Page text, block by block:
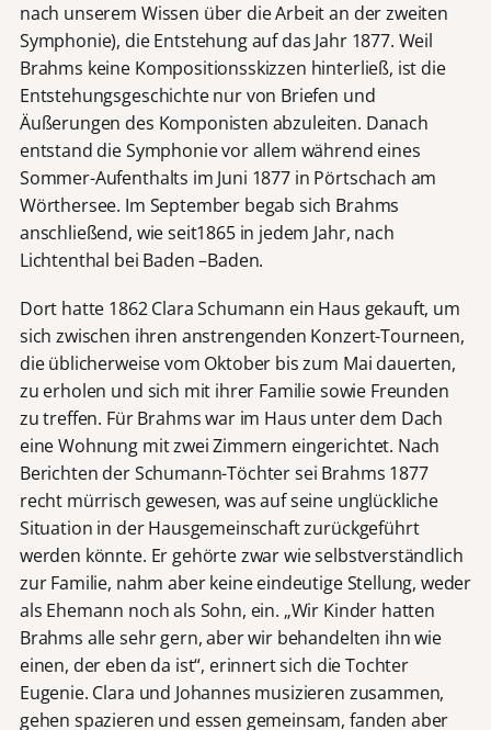
nach unserem Wissen über die Arbeit an der zweiten
Symphonie), die Entstehung auf das Jahr 1877. Weil
Brahms keine Kompositionsskizzen hinterließ, ist die
Entstehungsgeschichte nur von Briefen und
Äußerungen des Komponisten abzuleiten. Danach
entstand die Symphonie vor allem während eines
Sommer-Aufenthalts im Juni 1877 in Pörtschach am
Wörthersee. Im September begab sich Brahms
anschließend, wie seit1865 in jedem Jahr, nach
Lichtenthal bei Baden –Baden.
Dort hatte 1862 Clara Schumann ein Haus gekauft, um
sich zwischen ihren anstrengenden Konzert-Tourneen,
die üblicherweise vom Oktober bis zum Mai dauerten,
zu erholen und sich mit ihrer Familie sowie Freunden
zu treffen. Für Brahms war im Haus unter dem Dach
eine Wohnung mit zwei Zimmern eingerichtet. Nach
Berichten der Schumann-Töchter sei Brahms 1877
recht mürrisch gewesen, was auf seine unglückliche
Situation in der Hausgemeinschaft zurückgeführt
werden könnte. Er gehörte zwar wie selbstverständlich
zur Familie, nahm aber keine eindeutige Stellung, weder
als Ehemann noch als Sohn, ein. „Wir Kinder hatten
Brahms alle sehr gern, aber wir behandelten ihn wie
einen, der eben da ist“, erinnert sich die Tochter
Eugenie. Clara und Johannes musizieren zusammen,
gehen spazieren und essen gemeinsam, fanden aber